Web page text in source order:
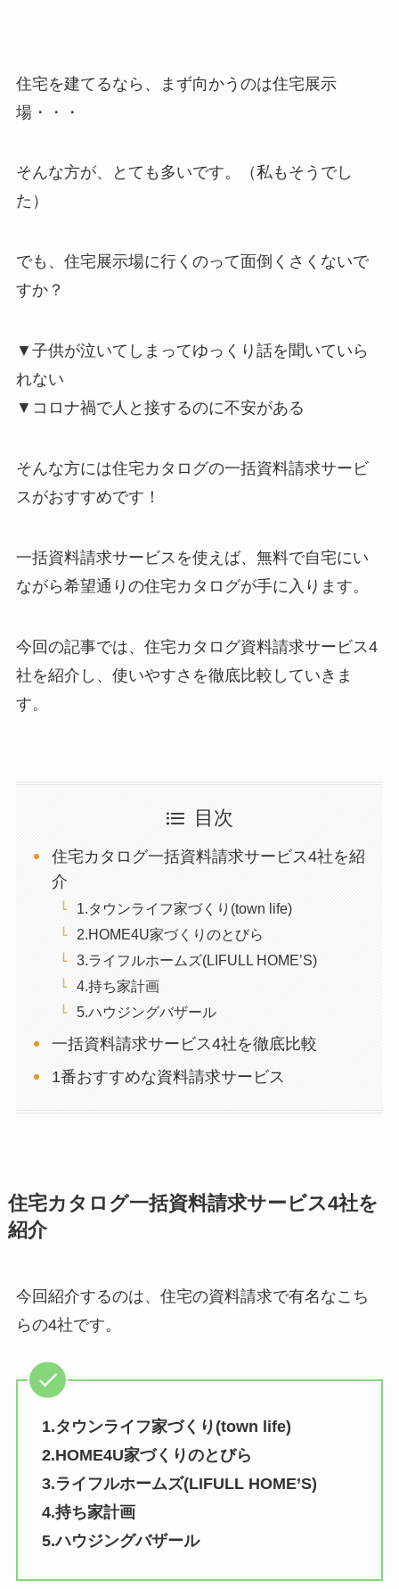
住宅を建てるなら、まず向かうのは住宅展示
場・・・
そんな方が、とても多いです。（私もそうでし
た）
でも、住宅展示場に行くのって面倒くさくないで
すか？
▼子供が泣いてしまってゆっくり話を聞いていら
れない
▼コロナ禍で人と接するのに不安がある
そんな方には住宅カタログの一括資料請求サービ
スがおすすめです！
一括資料請求サービスを使えば、無料で自宅にい
ながら希望通りの住宅カタログが手に入ります。
今回の記事では、住宅カタログ資料請求サービス4
社を紹介し、使いやすさを徹底比較していきま
す。
目次
住宅カタログ一括資料請求サービス4社を紹
介
1.タウンライフ家づくり(town life)
2.HOME4U家づくりのとびら
3.ライフルホームズ(LIFULL HOME’S)
4.持ち家計画
5.ハウジングバザール
一括資料請求サービス4社を徹底比較
1番おすすめな資料請求サービス
住宅カタログ一括資料請求サービス4社を
紹介
今回紹介するのは、住宅の資料請求で有名なこち
らの4社です。
1.タウンライフ家づくり(town life)
2.HOME4U家づくりのとびら
3.ライフルホームズ(LIFULL HOME’S)
4.持ち家計画
5.ハウジングバザール